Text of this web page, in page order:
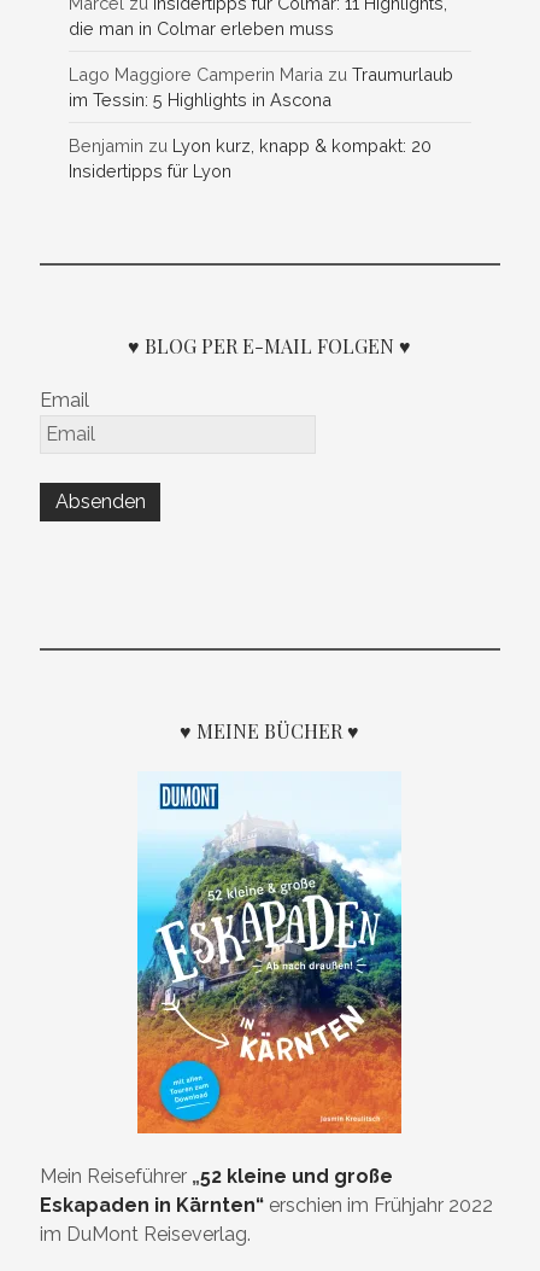
die man in Colmar erleben muss
Lago Maggiore Camperin Maria zuTraumurlaub
im Tessin: 5 Highlights in Ascona
Benjamin zu Lyon kurz, knapp & kompakt: 20
Insidertipps für Lyon
♥ BLOG PER E-MAIL FOLGEN ♥
Email
♥ MEINE BÜCHER ♥
Mein Reiseführer „52 kleine und große
Eskapaden in Kärnten“ erschien im Frühjahr 2022
im DuMont Reiseverlag.